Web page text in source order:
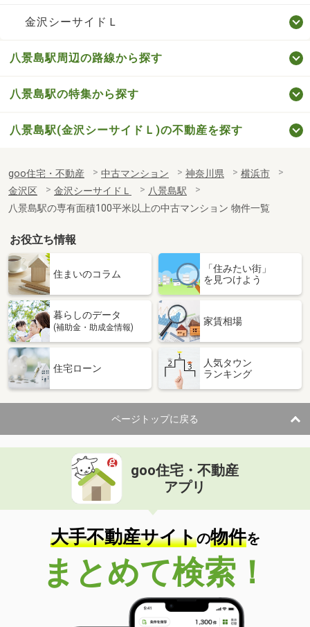
金沢シーサイドＬ
八景島駅周辺の路線から探す
八景島駅の特集から探す
八景島駅(金沢シーサイドＬ)の不動産を探す
goo住宅・不動産 中古マンション 神奈川県
横浜市
金沢区
金沢シーサイドＬ
八景島駅
八景島駅の専有面積100平米以上の中古マンション 物件一覧
お役立ち情報
住まいのコラム
「住みたい街」
を見つけよう
暮らしのデータ
(補助金・助成金情報)
家賃相場
住宅ローン
人気タウン
ランキング
ページトップに戻る
goo住宅・不動産
アプリ
大手不動産サイトの物件を
まとめて検索！